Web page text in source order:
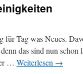
für Tag was Neues.
das sind nun schon
… Weiterlesen →